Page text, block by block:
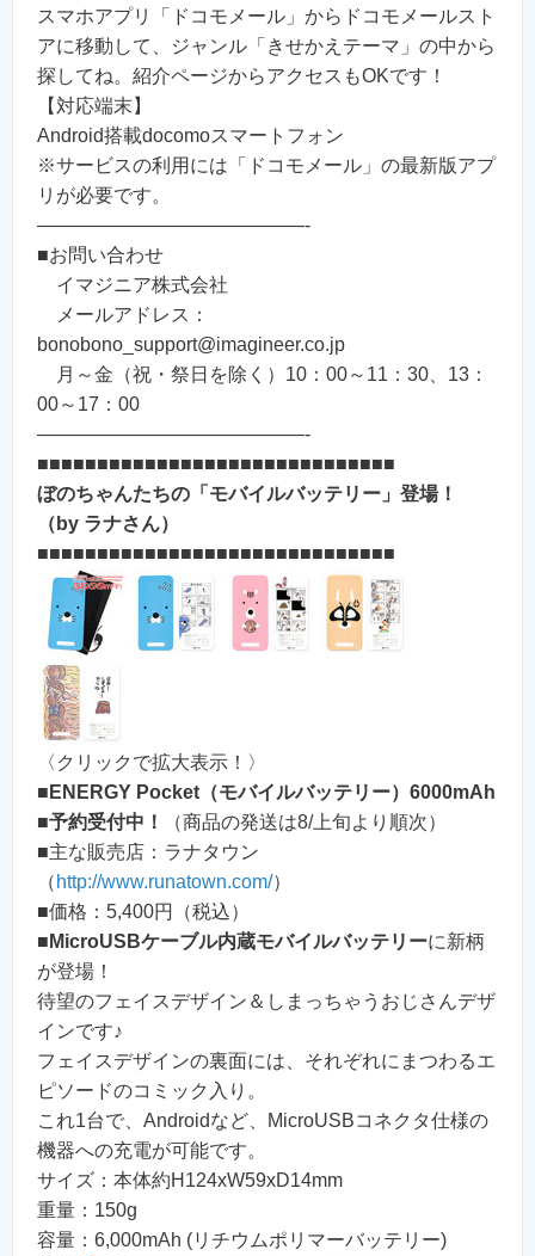
スマホアプリ「ドコモメール」からドコモメールスト
アに移動して、ジャンル「きせかえテーマ」の中から
探してね。紹介ページからアクセスもOKです！
【対応端末】
Android搭載docomoスマートフォン
※サービスの利用には「ドコモメール」の最新版アプ
リが必要です。
——————————————-
■お問い合わせ
イマジニア株式会社
メールアドレス：
bonobono_support@imagineer.co.jp
月～金（祝・祭日を除く）10：00～11：30、13：
00～17：00
——————————————-
■■■■■■■■■■■■■■■■■■■■■■■■■■■■■■
ぼのちゃんたちの「モバイルバッテリー」登場！
（by ラナさん）
■■■■■■■■■■■■■■■■■■■■■■■■■■■■■■
〈クリックで拡大表示！〉
■ ENERGY Pocket（モバイルバッテリー）6000mAh
■予約受付中！
（商品の発送は8/上旬より順次）
■主な販売店：ラナタウン
（ http://www.runatown.com/）
■価格：5,400円（税込）
■ MicroUSBケーブル内蔵モバイルバッテリーに新柄
が登場！
待望のフェイスデザイン＆しまっちゃうおじさんデザ
インです♪
フェイスデザインの裏面には、それぞれにまつわるエ
ピソードのコミック入り。
これ1台で、Androidなど、MicroUSBコネクタ仕様の
機器への充電が可能です。
サイズ：本体約H124xW59xD14mm
重量：150g
容量：6,000mAh (リチウムポリマーバッテリー)